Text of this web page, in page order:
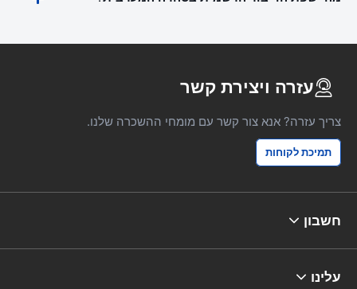
עזרה ויצירת קשר
צריך עזרה? אנא צור קשר עם מומחי ההשכרה שלנו.
תמיכת לקוחות
חשבון
עלינו